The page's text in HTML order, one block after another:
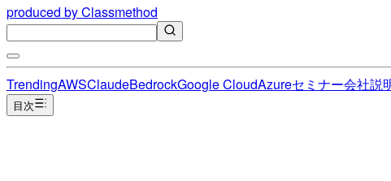
produced by Classmethod
TrendingAWSClaudeBedrockGoogle CloudAzureセミナー会社説
目次